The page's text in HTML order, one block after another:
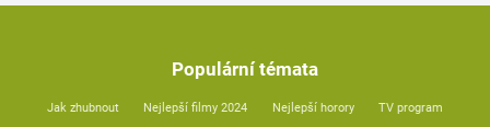
Populární témata
Jak zhubnout Nejlepší filmy 2024 Nejlepší horory TV program